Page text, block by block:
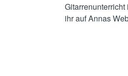
Gitarrenunterricht
ihr auf Annas